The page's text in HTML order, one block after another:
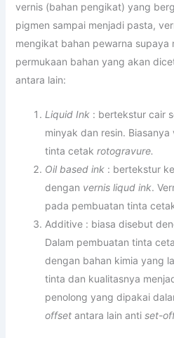
vernis (bahan pengikat) yang
pigmen sampai menjadi pasta,
mengikat bahan pewarna supaya
permukaan bahan yang akan
antara lain:
Liquid Ink: bertekstur cair
minyak dan resin.
tinta cetak rotogravure.
Oil based ink: bertekstur
dengan vernis liqud ink.
pada pembuatan tinta
Additive : biasa disebut
Dalam pembuatan tinta
dengan bahan kimia yang
tinta dan kualitasnya
penolong yang dipakai
offsetantara lain anti set-